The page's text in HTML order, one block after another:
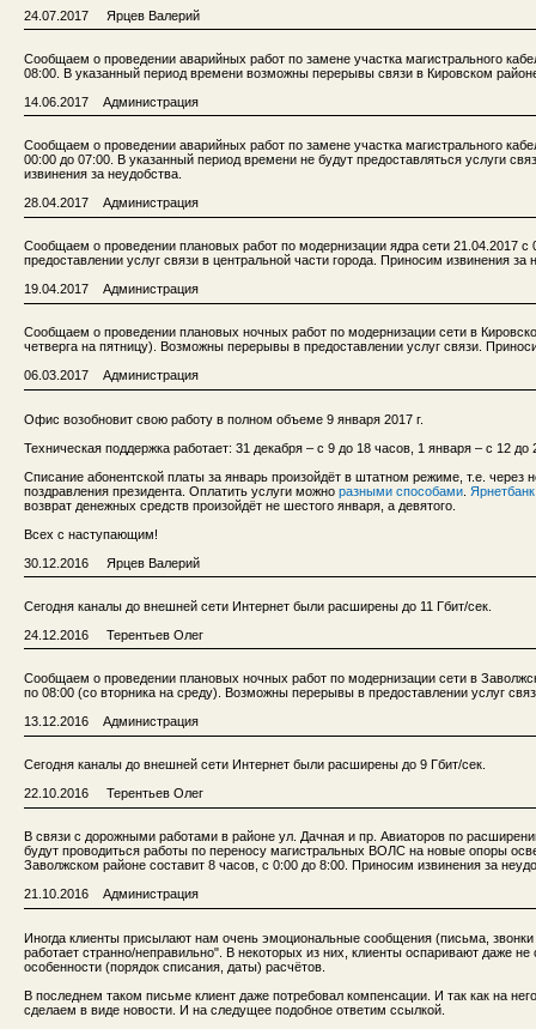
24.07.2017 Ярцев Валерий
Сообщаем о проведении аварийных работ по замене участка магистрального
08:00. В указанный период времени возможны перерывы связи в Кировском
14.06.2017 Администрация
Сообщаем о проведении аварийных работ по замене участка магистрального
00:00 до 07:00. В указанный период времени не будут предоставляться услуги
извинения за неудобства.
28.04.2017 Администрация
Сообщаем о проведении плановых работ по модернизации ядра сети 21.04.2017
предоставлении услуг связи в центральной части города. Приносим извинения за
19.04.2017 Администрация
Сообщаем о проведении плановых ночных работ по модернизации сети в
четверга на пятницу). Возможны перерывы в предоставлении услуг связи.
06.03.2017 Администрация
Офис возобновит свою работу в полном объеме 9 января 2017 г.
Техническая поддержка работает: 31 декабря – с 9 до 18 часов, 1 января – с 12
Списание абонентской платы за январь произойдёт в штатном режиме, т.е. через
поздравления президента. Оплатить услуги можно разными способами Ярнетбанк
возврат денежных средств произойдёт не шестого января, а девятого.
Всех с наступающим!
30.12.2016 Ярцев Валерий
Сегодня каналы до внешней сети Интернет были расширены до 11 Гбит/сек.
24.12.2016 Терентьев Олег
Сообщаем о проведении плановых ночных работ по модернизации сети в
по 08:00 (со вторника на среду). Возможны перерывы в предоставлении услуг
13.12.2016 Администрация
Сегодня каналы до внешней сети Интернет были расширены до 9 Гбит/сек.
22.10.2016 Терентьев Олег
В связи с дорожными работами в районе ул. Дачная и пр. Авиаторов по
будут проводиться работы по переносу магистральных ВОЛС на новые опоры
Заволжском районе составит 8 часов, с 0:00 до 8:00. Приносим извинения за
21.10.2016 Администрация
Иногда клиенты присылают нам очень эмоциональные сообщения (письма, звонки
работает странно/неправильно". В некоторых из них, клиенты оспаривают даже
особенности (порядок списания, даты) расчётов.
В последнем таком письме клиент даже потребовал компенсации. И так как на
сделаем в виде новости. И на следущее подобное ответим ссылкой.